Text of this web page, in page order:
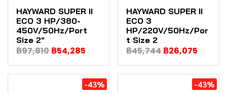
HAYWARD SUPER II
ECO 3 HP/380-
450V/50Hz/Port
Size 2"
฿97,810 ฿54,285
HAYWARD SUPER II
ECO 3
HP/220V/50Hz/Por
t Size 2
฿45,744 ฿26,075
-43% -43%